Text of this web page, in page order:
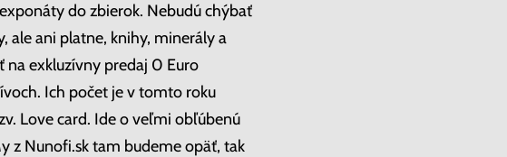
do zbierok. Nebudú chýbať
ale ani platne, knihy, minerály a
na exkluzívny predaj 0 Euro
Ich počet je v tomto roku
Love card. Ide o veľmi obľúbenú
z Nunofi.sk tam budeme opäť, tak